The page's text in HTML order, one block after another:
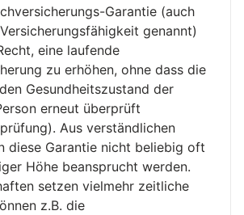
Garantie (auch
genannt)
eine laufende
zu erhöhen, ohne dass die
Gesundheitszustand der
erneut überprüft
Aus verständlichen
diese Garantie nicht beliebig oft
Höhe beansprucht werden.
setzen vielmehr zeitliche
z.B. die